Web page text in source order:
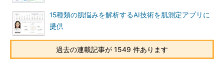
15種類の肌悩みを解析するAI技術を肌測定アプリに
提供
過去の連載記事が 1549 件あります